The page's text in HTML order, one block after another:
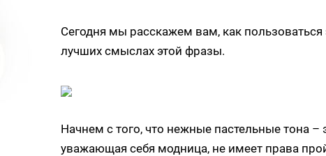
Сегодня мы расскажем вам, как
лучших смыслах этой фразы.
Начнем с того, что нежные пастельные тона
уважающая себя модница, не имеет права